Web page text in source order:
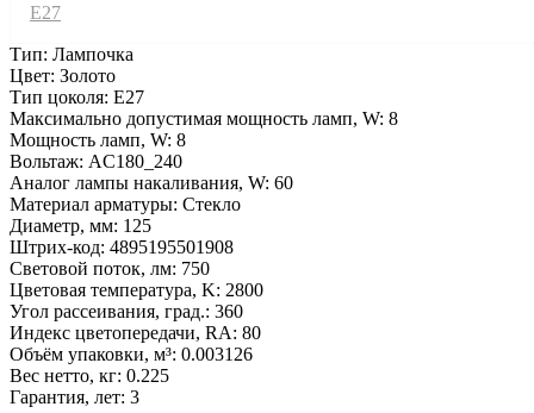
E27
Тип: Лампочка
Цвет: Золото
Тип цоколя: E27
Максимально допустимая мощность ламп, W: 8
Мощность ламп, W: 8
Вольтаж: AC180_240
Аналог лампы накаливания, W: 60
Материал арматуры: Стекло
Диаметр, мм: 125
Штрих-код: 4895195501908
Световой поток, лм: 750
Цветовая температура, K: 2800
Угол рассеивания, град.: 360
Индекс цветопередачи, RA: 80
Объём упаковки, м³: 0.003126
Вес нетто, кг: 0.225
Гарантия, лет: 3